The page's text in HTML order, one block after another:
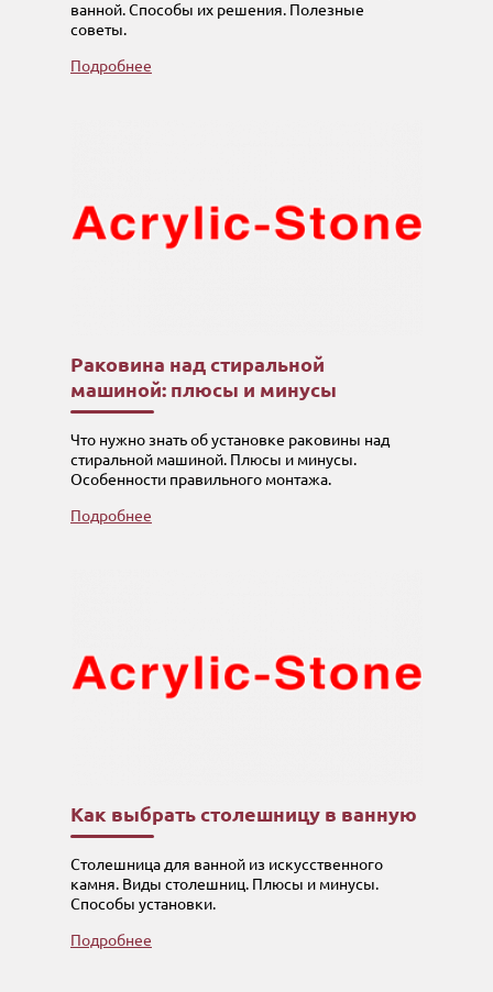
ванной. Способы их решения. Полезные
советы.
Подробнее
Раковина над стиральной
машиной: плюсы и минусы
Что нужно знать об установке раковины над
стиральной машиной. Плюсы и минусы.
Особенности правильного монтажа.
Подробнее
Как выбрать столешницу в ванную
Столешница для ванной из искусственного
камня. Виды столешниц. Плюсы и минусы.
Способы установки.
Подробнее